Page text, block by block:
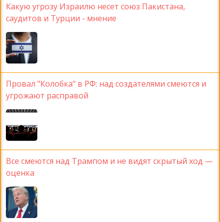
Какую угрозу Израилю несет союз Пакистана,
саудитов и Турции - мнение
Провал "Колобка" в РФ: над создателями смеются и
угрожают расправой
Все смеются над Трампом и не видят скрытый ход —
оценка